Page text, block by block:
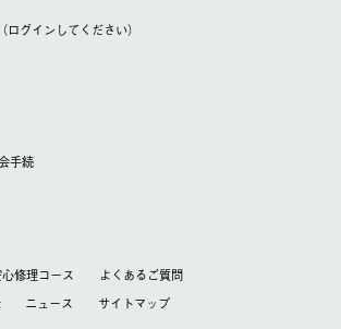
（ログインしてください）
⼿続
修理コース
よくあるご質問
ニュース サイトマップ